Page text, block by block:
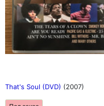
That's Soul (DVD) (2007)